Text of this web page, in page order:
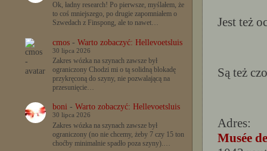
Ok, ładny research! Po pierwsze, myślałem, że
to coś mniejszego, po drugie zapomniałem o
Szwedach z Finspong, ale to nawet…
cmos- Warto zobaczyć: Hellevoetsluis
30 lipca 2026
Zakres wózka na szynach zawsze był
ograniczony Chodzi mi o tą solidną blokadę
przykręconą do szyny, nie pozwalającą na
przesunięcie…
boni- Warto zobaczyć: Hellevoetsluis
30 lipca 2026
Zakres wózka na szynach zawsze był
ograniczony (no nie chcemy, żeby 7 czy 15 ton
choćby minimalnie spadło poza szyny).…
Jest też
Są też
Adres:
Musée